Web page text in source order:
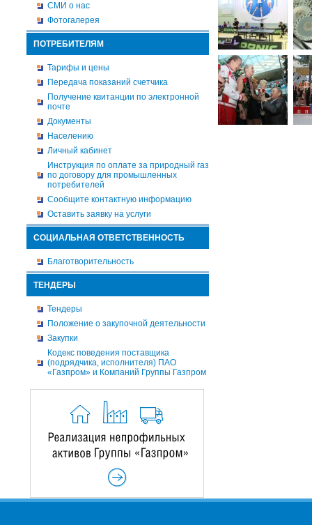
СМИ о нас
Фотогалерея
ПОТРЕБИТЕЛЯМ
Тарифы и цены
Передача показаний счетчика
Получение квитанции по электронной
почте
Документы
Населению
Личный кабинет
Инструкция по оплате за природный газ
по договору для промышленных
потребителей
Сообщите контактную информацию
Оставить заявку на услуги
СОЦИАЛЬНАЯ ОТВЕТСТВЕННОСТЬ
Благотворительность
ТЕНДЕРЫ
Тендеры
Положение о закупочной деятельности
Закупки
Кодекс поведения поставщика
(подрядчика, исполнителя) ПАО
«Газпром» и Компаний Группы Газпром